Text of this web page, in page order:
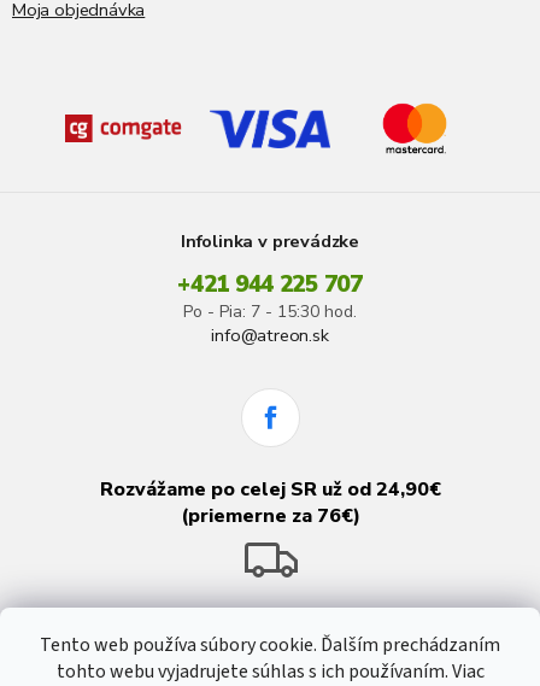
Tento web používa súbory cookie. Ďalším prechádzaním
tohto webu vyjadrujete súhlas s ich používaním. Viac
Moja objednávka
Infolinka v prevádzke
+421 944 225 707
Po - Pia: 7 - 15:30 hod.
info@atreon.sk
Rozvážame po celej SR už od 24,90€
(priemerne za 76€)